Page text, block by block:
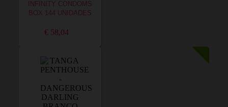
INFINITY CONDOMS
BOX 144 UNIDADES
€ 58,04